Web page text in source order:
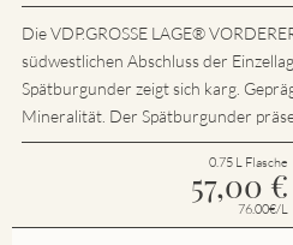
Die VDP.GROSSE LAGE®
südwestlichen Abschluss der
Spätburgunder zeigt sich karg.
Mineralität. Der Spätburgunder
0.75 L Flasche
57,00 €
76.00€/L